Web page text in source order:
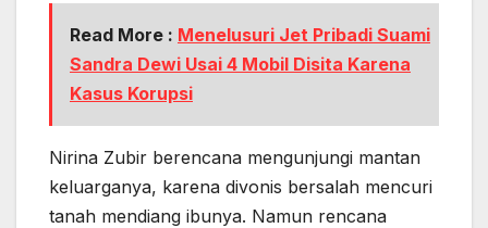
Read More : Menelusuri Jet Pribadi Suami
Sandra Dewi Usai 4 Mobil Disita Karena
Kasus Korupsi
Nirina Zubir berencana mengunjungi mantan
keluarganya, karena divonis bersalah mencuri
tanah mendiang ibunya. Namun rencana